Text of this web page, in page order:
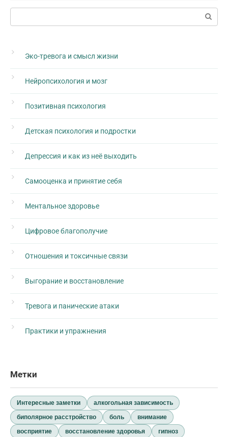
Поиск:
Эко-тревога и смысл жизни
Нейропсихология и мозг
Позитивная психология
Детская психология и подростки
Депрессия и как из неё выходить
Самооценка и принятие себя
Ментальное здоровье
Цифровое благополучие
Отношения и токсичные связи
Выгорание и восстановление
Тревога и панические атаки
Практики и упражнения
Метки
Интересные заметки
алкогольная зависимость
биполярное расстройство
боль
внимание
восприятие
восстановление здоровья
гипноз